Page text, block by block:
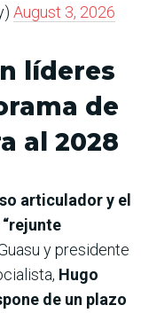
August 3, 2026
líderes
de
al 2028
articulador y el
y presidente
Hugo
de un plazo